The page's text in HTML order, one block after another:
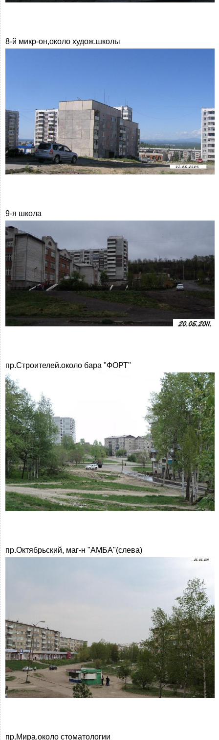
8-й микр-он,около худож.школы
9-я школа
пр.Строителей.около бара "ФОРТ"
пр.Октябрьский, маг-н "АМБА"(слева)
пр.Мира,около стоматологии